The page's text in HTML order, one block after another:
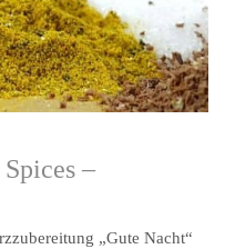
–
„Gute Nacht“